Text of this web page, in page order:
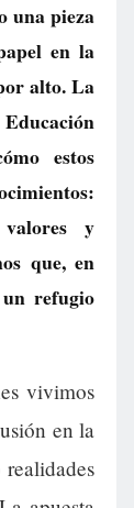
una pieza
en la
alto. La
estos
y
que, en
un refugio
vivimos
en la